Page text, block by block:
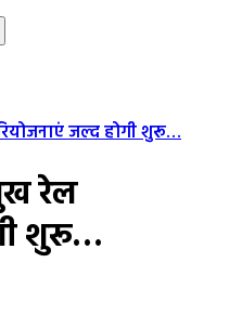
जल्द होगी शुरू…
रेल
शुरू…